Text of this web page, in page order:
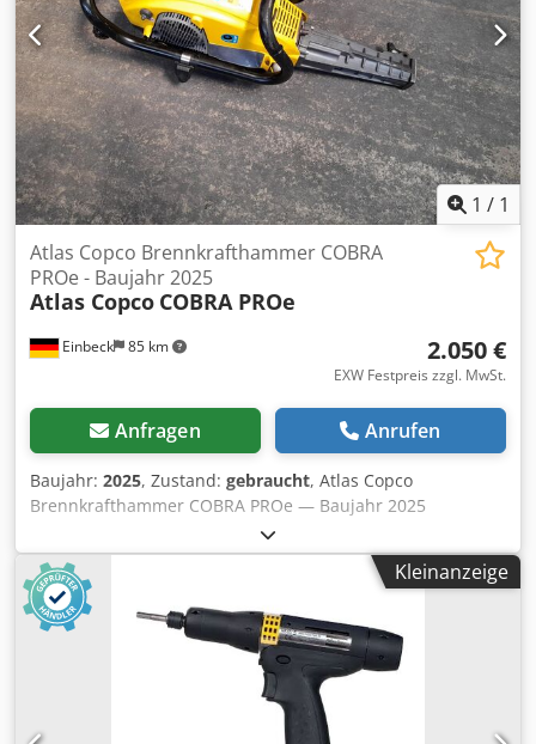
Spannungsversorgung: 200-240 V/ (50-60 Hz)
Leistungsaufnahme (W): 320 W maximale
Betriebstemperatur: +40,0° C minimale
Betriebstemperatur: +5,0° C Frequenz: 50-60 Hz Weitere
Details siehe Typenschildern auf Steuergerät und
Schrauber auf den entsprechenden Bildern.
1 / 1
Einbeck 85 km
Atlas Copco Brennkrafthammer COBRA
PROe - Baujahr 2025
Atlas Copco COBRA PROe
2.050 €
EXW Festpreis zzgl. MwSt.
Anfragen Anrufen
Baujahr: 2025, Zustand: gebraucht, Atlas Copco
Brennkrafthammer COBRA PROe — Baujahr 2025
Gebraucht aus dem professionellen Mietpark der Kurt
König Baumaschinen GmbH, Einbeck. Zustand & Hinweise:
- Zustand: Gebraucht aus Vermietung, regelmäßig
gewartet Crsdpfxoy Aa Hij Adisf - Funktion: Voll
funktionsfähig - Das Produktbild zeigt ein vergleichbares
Gerät im Neuzustand — der tatsächliche Zustand weicht
entsprechend der Nutzungsdauer ab - Besichtigung in
37574 Einbeck nach Vereinbarung möglich Preis 2.400 EUR
zzgl. MwSt. | EXW Einbeck | Lieferung auf Anfrage
Kleinanzeige